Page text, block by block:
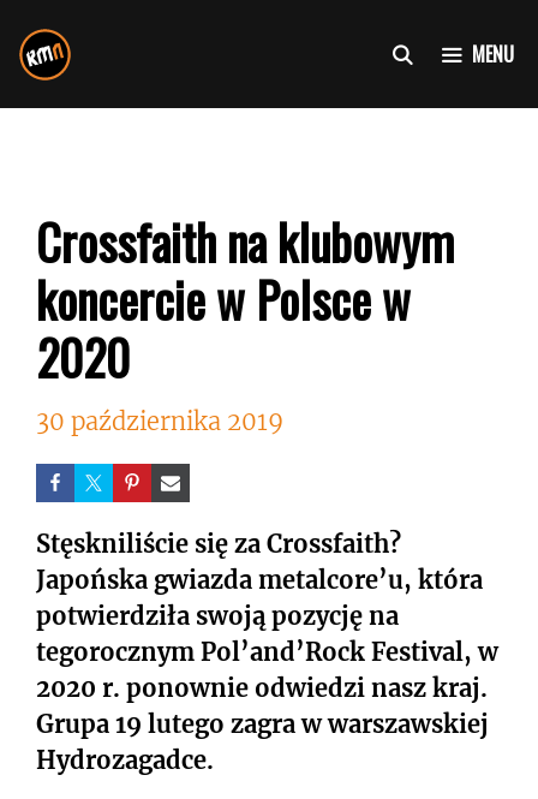
do
treści
MENU
Crossfaith na klubowym
koncercie w Polsce w
2020
30 października 2019
Stęskniliście się za Crossfaith?
Japońska gwiazda metalcore’u, która
potwierdziła swoją pozycję na
tegorocznym Pol’and’Rock Festival, w
2020 r. ponownie odwiedzi nasz kraj.
Grupa 19 lutego zagra w warszawskiej
Hydrozagadce.